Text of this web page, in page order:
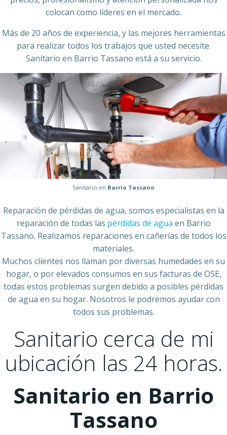
colocan como líderes en el mercado.
Más de 20 años de experiencia, y las mejores herramientas
para realizar todos los trabajos que usted necesite.
Sanitario en Barrio Tassano está a su servicio.
Sanitario en Barrio Tassano
Reparación de pérdidas de agua, somos especialistas en la
reparación de todas las pérdidas de agua en Barrio
Tassano. Realizamos reparaciones en cañerías de todos los
materiales.
Muchos clientes nos llaman por diversas humedades en su
hogar, o por elevados consumos en sus facturas de OSE,
todas estos problemas surgen debido a posibles pérdidas
de agua en su hogar. Nosotros le podremos ayudar con
todos sus problemas.
Sanitario cerca de mi
ubicación las 24 horas.
Sanitario en Barrio
Tassano